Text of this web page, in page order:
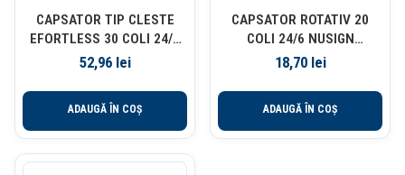
CAPSATOR TIP CLESTE
EFORTLESS 30 COLI 24/6
NEGRU DELI
52,96 lei
ADAUGĂ ÎN COȘ
CAPSATOR ROTATIV 20
COLI 24/6 NUSIGN
ALBASTRU DELI
18,70 lei
ADAUGĂ ÎN COȘ